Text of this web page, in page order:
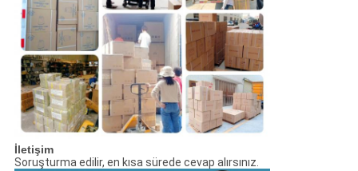
İletişim
Soruşturma edilir, en kısa sürede cevap alırsınız.